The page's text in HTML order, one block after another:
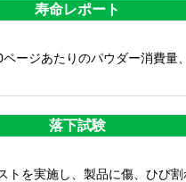
寿命レポート
ージあたりのパウダー消費量
落下試験
トを実施し、製品に傷、ひび